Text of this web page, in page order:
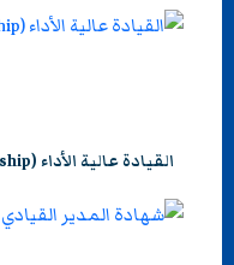
القيادة عالية الأداء (Elite Leadership)